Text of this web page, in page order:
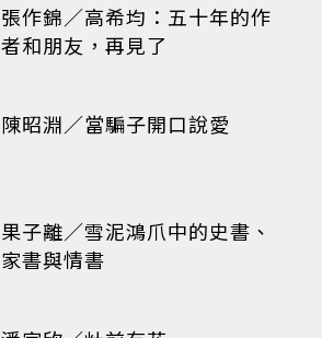
張作錦／高希均：五十年的作
者和朋友，再見了
陳昭淵／當騙子開口說愛
果子離／雪泥鴻爪中的史書、
家書與情書